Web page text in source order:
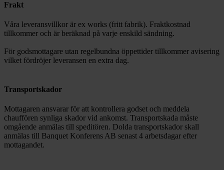
Frakt
Våra leveransvillkor är ex works (fritt fabrik). Fraktkostnad
tillkommer och är beräknad på varje enskild sändning.
För godsmottagare utan regelbundna öppettider tillkommer avisering
vilket fördröjer leveransen en extra dag.
Transportskador
Mottagaren ansvarar för att kontrollera godset och meddela
chauffören synliga skador vid ankomst. Transportskada måste
omgående anmälas till speditören. Dolda transportskador skall
anmälas till Banquet Konferens AB senast 4 arbetsdagar efter
mottagandet.